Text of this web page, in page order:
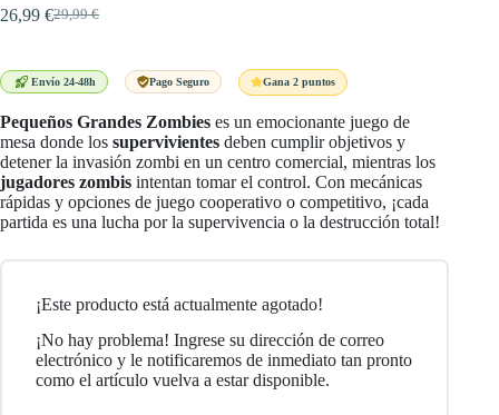
29,99€
El
era:
26,99 €El
es:
Envío 24-48h Pago Seguro Gana 2 puntos
Pequeños Grandes Zombies es un emocionante juego de
mesa donde los supervivientes deben cumplir objetivos y
detener la invasión zombi en un centro comercial, mientras los
jugadores zombis intentan tomar el control. Con mecánicas
rápidas y opciones de juego cooperativo o competitivo, ¡cada
partida es una lucha por la supervivencia o la destrucción total!
¡Este producto está actualmente agotado!
¡No hay problema! Ingrese su dirección de correo
electrónico y le notificaremos de inmediato tan pronto
como el artículo vuelva a estar disponible.